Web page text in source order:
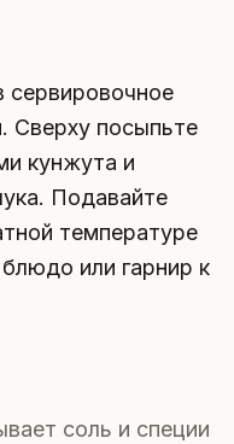
Сверху посыпьте
кунжута и
Подавайте
температуре
или гарнир к
соль и специи